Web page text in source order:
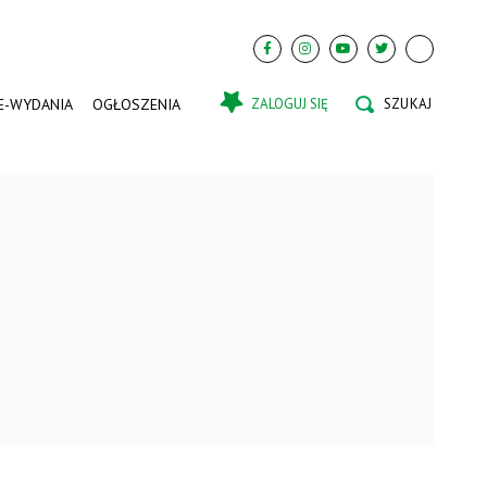
WYDANIA OGŁOSZENIA ZALOGUJ SIĘ